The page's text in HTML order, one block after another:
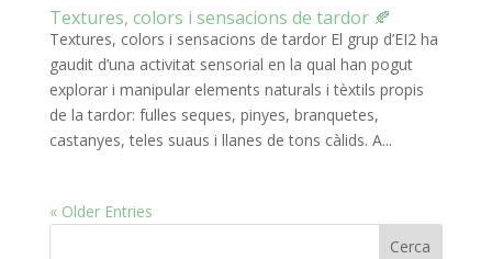
Textures, colors i sensacions de tardor 🍂
Textures, colors i sensacions de tardor El grup d’EI2 ha
gaudit d’una activitat sensorial en la qual han pogut
explorar i manipular elements naturals i tèxtils propis
de la tardor: fulles seques, pinyes, branquetes,
castanyes, teles suaus i llanes de tons càlids. A...
« Older Entries